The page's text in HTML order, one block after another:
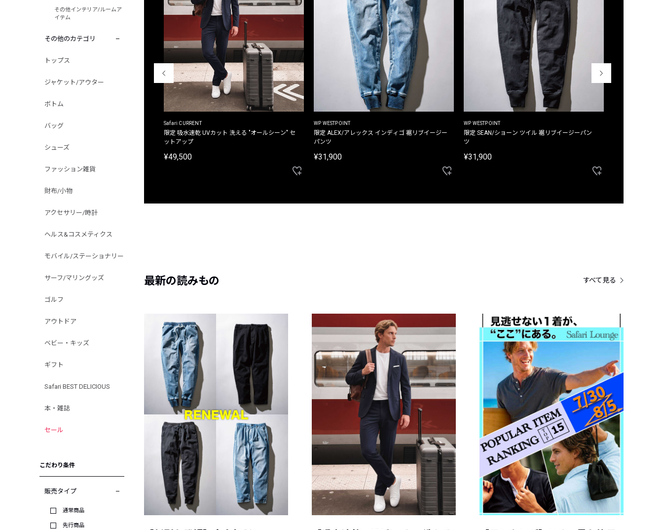
その他インテリア/ルームア
イテム
その他のカテゴリ
トップス
ジャケット/アウター
ボトム
バッグ
シューズ
ファッション雑貨
財布/小物
アクセサリー/時計
ヘルス&コスメティクス
モバイル/ステーショナリー
サーフ/マリングッズ
ゴルフ
アウトドア
ベビー・キッズ
ギフト
Safari BEST DELICIOUS
本・雑誌
セール
こだわり条件
販売タイプ
通常商品
先行商品
Safari CURRENT
限定 吸水速乾 UVカット 洗える "オールシーン" セ
ットアップ
¥49,500
WP WESTPOINT
限定 ALEX/アレックス インディゴ 裾リブイージー
パンツ
¥31,900
WP WESTPOINT
限定 SEAN/ショーン ツイル 裾リブイージーパン
ツ
¥31,900
最新の読みもの すべて見る